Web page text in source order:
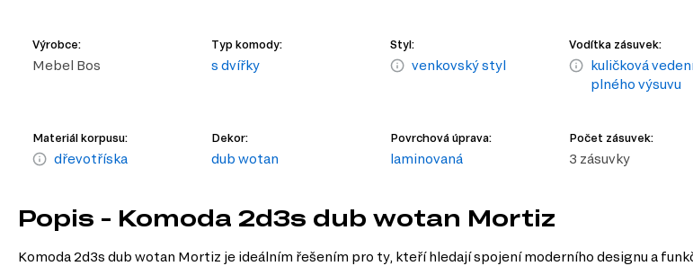
Výrobce:
Mebel Bos
Typ komody:
s dvířky
Styl:
venkovský styl
Vodítka zásuvek:
kuličková
plného výsuvu
Materiál korpusu:
dřevotříska
Dekor:
dub wotan
Povrchová úprava:
laminovaná
Počet zásuvek:
3 zásuvky
Popis - Komoda 2d3s dub wotan Mortiz
Komoda 2d3s dub wotan Mortiz je ideálním řešením pro ty, kteří hledají spojení moderního designu a